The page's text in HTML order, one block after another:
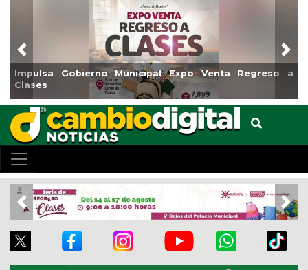
Impulsa Gobierno Municipal Expo Venta Regreso a
Clases
Previous
Previous